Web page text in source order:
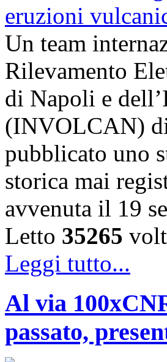
Un team
Rilevamento
di Napoli e
(INVOLCAN) di
pubblicato uno
storica mai
avvenuta il 19
Letto 35265
Leggi tutto...
Al via
passato,